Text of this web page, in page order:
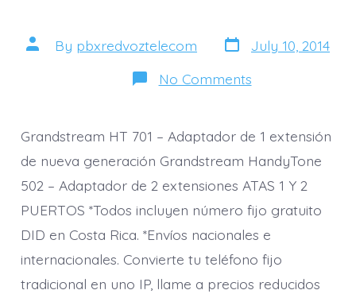
Post
author
By pbxredvoztelecom Post
date
July 10, 2014
No Commentson
ATAS
2
PUERTOS
*Todos
incluyen
número
gratuito
en
Costa
Rica.
Grandstream HT 701 – Adaptador de 1 extensión
de nueva generación Grandstream HandyTone
502 – Adaptador de 2 extensiones ATAS 1 Y 2
PUERTOS *Todos incluyen número fijo gratuito
DID en Costa Rica. *Envíos nacionales e
internacionales. Convierte tu teléfono fijo
tradicional en uno IP, llame a precios reducidos